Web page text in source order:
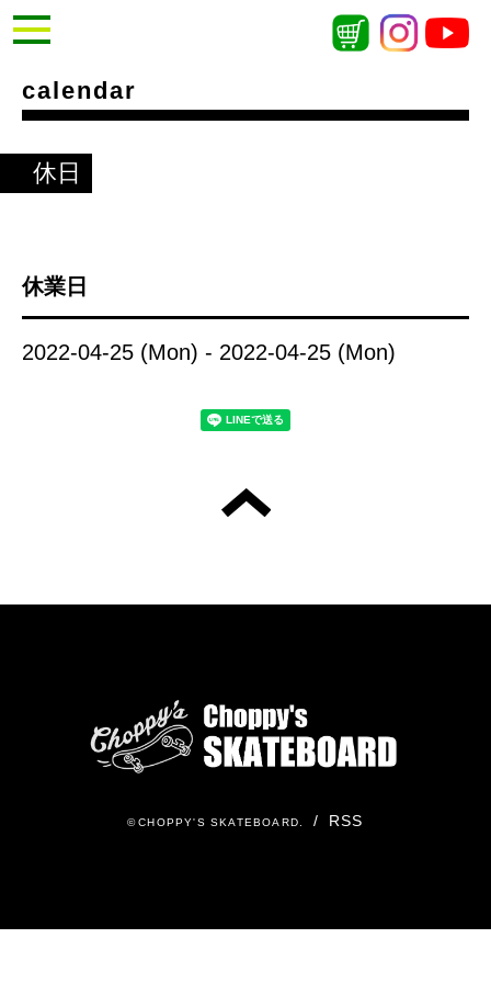
calendar
休日
休業日
2022-04-25 (Mon) - 2022-04-25 (Mon)
©CHOPPY'S SKATEBOARD. / RSS